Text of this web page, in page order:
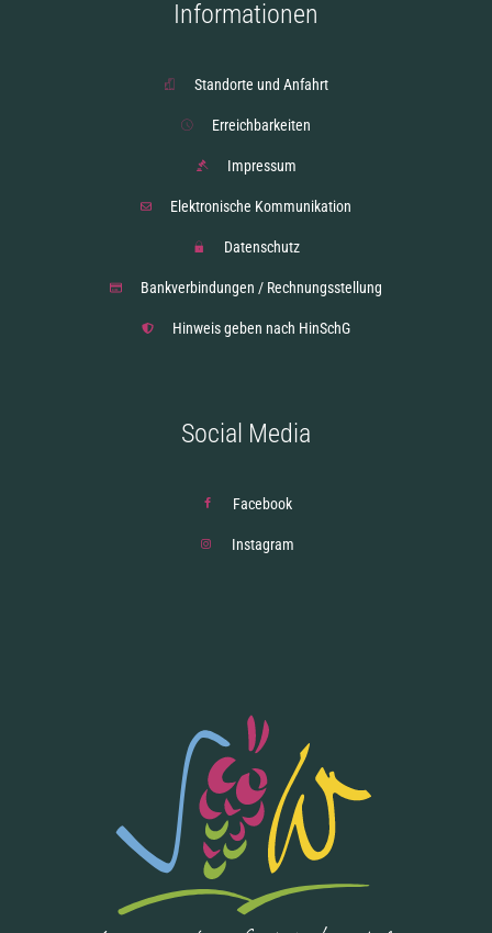
Informationen
Standorte und Anfahrt
Erreichbarkeiten
Impressum
Elektronische Kommunikation
Datenschutz
Bankverbindungen / Rechnungsstellung
Hinweis geben nach HinSchG
Social Media
Facebook
Instagram